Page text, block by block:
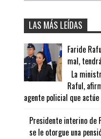
LAS MÁS LEÍDAS
Faride
mal,
La
Raful,
agente policial que
Presidente interino de
se le otorgue una